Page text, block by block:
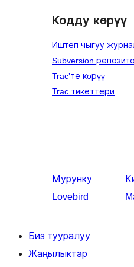
Кодду көрүү
Иштеп чыгуу
Subversion
Trac’те көрүү
Trac тикеттери
Мурунку
Lovebird
Биз тууралуу
Жаңылыктар